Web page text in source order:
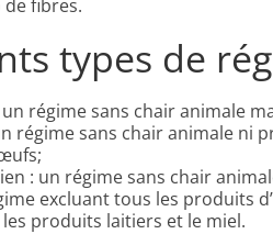
fibres.
types de
régime sans chair animale
régime sans chair animale ni
: un régime sans chair
excluant tous les produits
produits laitiers et le miel.